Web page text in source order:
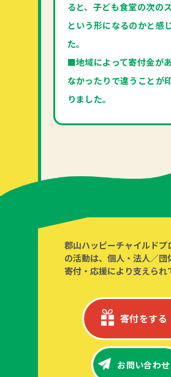
ると、子ども食堂の次の
という形になるのかと感
た。
■地域によって寄付金が
なかったりで違うことが
りました。
郡山ハッピーチャイルドプ
の活動は、個人・法人／団
寄付・応援により支えられ
寄付をする
お問い合わせ